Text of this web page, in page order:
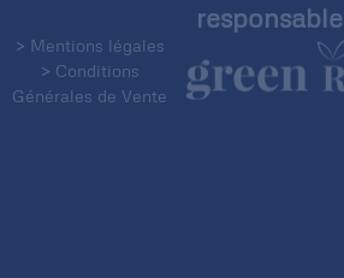
> Mentions légales
> Conditions
Générales de Vente
responsable